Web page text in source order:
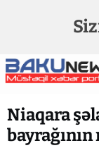
Niaqara